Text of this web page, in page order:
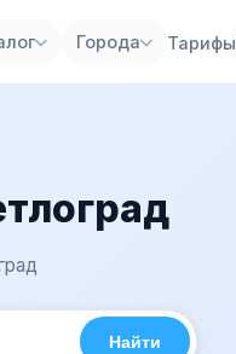
Города Тарифы
Найти